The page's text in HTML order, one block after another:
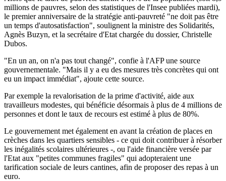
millions de pauvres, selon des statistiques de l'Insee publiées mardi),
le premier anniversaire de la stratégie anti-pauvreté "ne doit pas être
un temps d'autosatisfaction", soulignent la ministre des Solidarités,
Agnès Buzyn, et la secrétaire d'Etat chargée du dossier, Christelle
Dubos.
"En un an, on n'a pas tout changé", confie à l'AFP une source
gouvernementale. "Mais il y a eu des mesures très concrètes qui ont
eu un impact immédiat", ajoute cette source.
Par exemple la revalorisation de la prime d'activité, aide aux
travailleurs modestes, qui bénéficie désormais à plus de 4 millions de
personnes et dont le taux de recours est estimé à plus de 80%.
Le gouvernement met également en avant la création de places en
crèches dans les quartiers sensibles - ce qui doit contribuer à résorber
les inégalités scolaires ultérieures -, ou l'aide financière versée par
l'Etat aux "petites communes fragiles" qui adopteraient une
tarification sociale de leurs cantines, afin de proposer des repas à un
euro.